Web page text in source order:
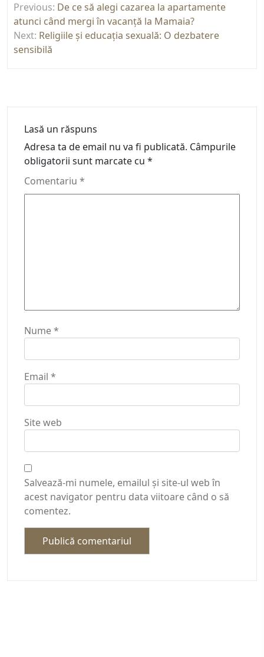
în
articole
Previous: De ce să alegi cazarea la apartamente
atunci când mergi în vacanță la Mamaia?
Next: Religiile și educația sexuală: O dezbatere
sensibilă
Lasă un răspuns
Adresa ta de email nu va fi publicată. Câmpurile
obligatorii sunt marcate cu *
Comentariu *
Nume*
Email *
Site web
Salvează-mi numele, emailul și site-ul web în
acest navigator pentru data viitoare când o să
comentez.